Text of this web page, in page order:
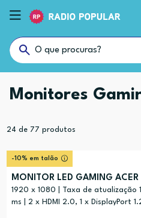
Monitores
24 de 77 produtos
-10% em talão
MONITOR LED GAMING ACER
1920 x 1080 | Taxa de atualização
ms | 2 x HDMI 2.0, 1 x DisplayPort